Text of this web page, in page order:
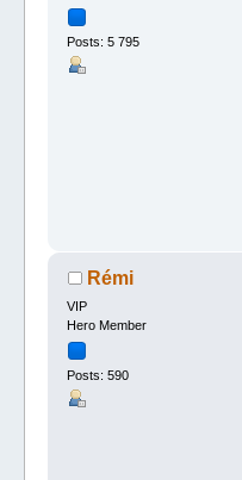
Posts: 5 795
Rémi
VIP
Hero Member
Posts: 590